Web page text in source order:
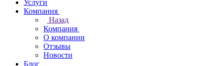
Услуги
Компания
Назад
Компания
О компании
Отзывы
Новости
Блог